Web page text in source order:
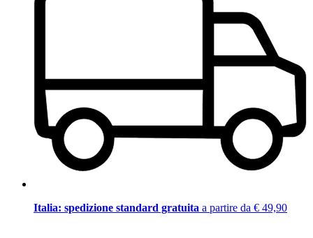
Italia: spedizione standard gratuita a partire da € 49,90